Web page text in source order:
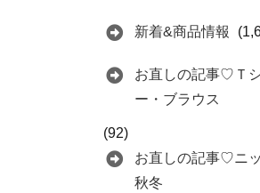
新着&商品情報
お直しの記事♡Ｔ
ー・ブラウス
(92)
お直しの記事♡ニ
秋冬